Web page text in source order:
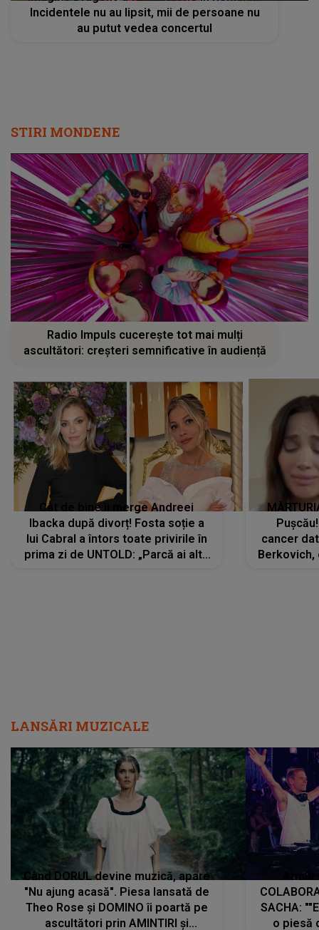
Incidentele nu au lipsit, mii de persoane nu
au putut vedea concertul
STIRI MONDENE
Radio Impuls cucerește tot mai mulți
ascultători: creșteri semnificative în audiență
Cât de bine îi merge Andreei
Ibacka după divorț! Fosta soție a
lui Cabral a întors toate privirile în
prima zi de UNTOLD: „Parcă ai altă
cancer
Berkovich,
LANSĂRI MUZICALE
Când DORUL devine muzică, apare
"Nu ajung acasă". Piesa lansată de
Theo Rose și DOMINO îi poartă pe
ascultători prin AMINTIRI și
SACHA:
o piesă